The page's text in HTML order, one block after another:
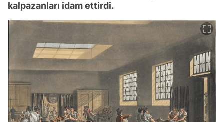
kalpazanları idam ettirdi.